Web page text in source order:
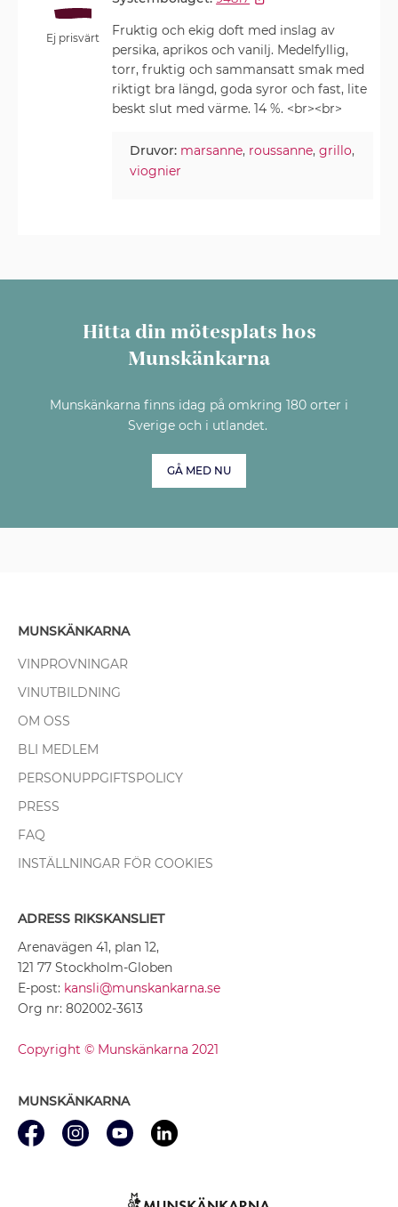
Ej prisvärt
Fruktig och ekig doft med inslag av
persika, aprikos och vanilj. Medelfyllig,
torr, fruktig och sammansatt smak med
riktigt bra längd, goda syror och fast, lite
beskt slut med värme. 14 %. <br><br>
Druvor: marsanne, roussanne,grillo,
viognier
Hitta din mötesplats hos
Munskänkarna
Munskänkarna finns idag på omkring 180 orter i
Sverige och i utlandet.
GÅ MED NU
MUNSKÄNKARNA
VINPROVNINGAR
VINUTBILDNING
OM OSS
BLI MEDLEM
PERSONUPPGIFTSPOLICY
PRESS
FAQ
INSTÄLLNINGAR FÖR COOKIES
ADRESS RIKSKANSLIET
Arenavägen 41, plan 12,
121 77 Stockholm-Globen
E-post: kansli@munskankarna.se
Org nr: 802002-3613
Copyright © Munskänkarna 2021
MUNSKÄNKARNA